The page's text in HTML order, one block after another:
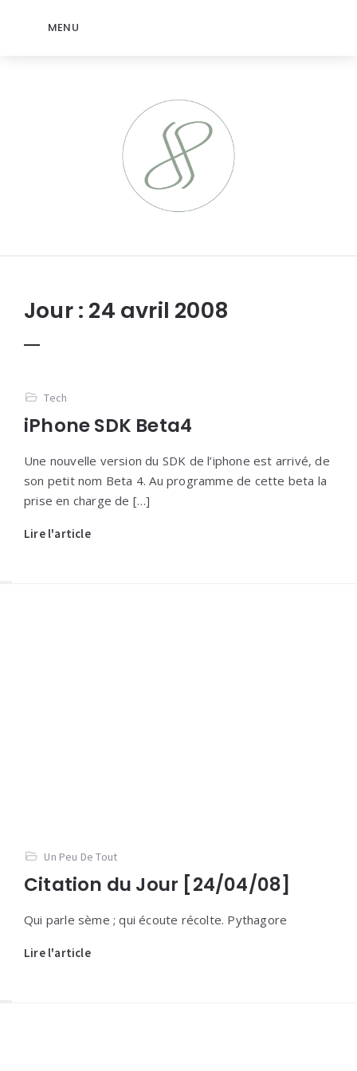
MENU
Jour : 24 avril 2008
Tech
iPhone SDK Beta4
Une nouvelle version du SDK de l’iphone est arrivé, de
son petit nom Beta 4. Au programme de cette beta la
prise en charge de […]
Lire l'article
Un Peu De Tout
Citation du Jour [24/04/08]
Qui parle sème ; qui écoute récolte. Pythagore
Lire l'article